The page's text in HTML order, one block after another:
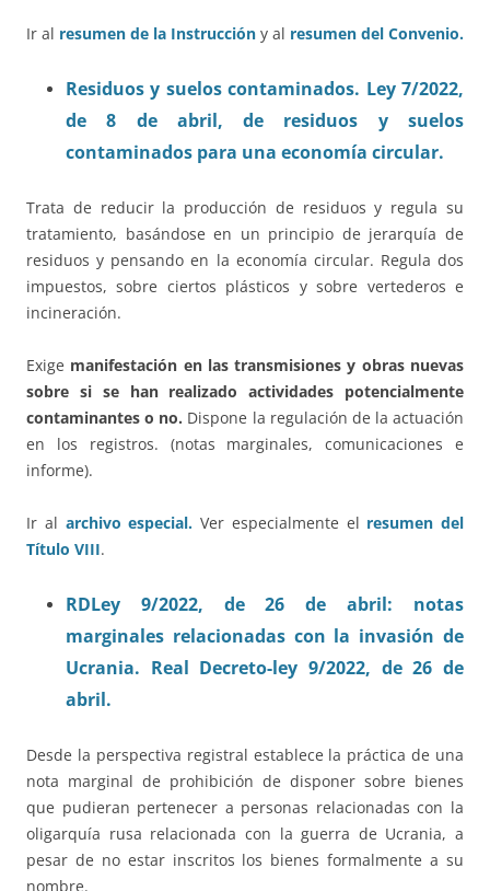
Ir al resumen de la Instrucción y al resumen del Convenio.
Residuos y suelos contaminados. Ley 7/2022,
de 8 de abril, de residuos y suelos
contaminados para una economía circular.
Trata de reducir la producción de residuos y regula su
tratamiento, basándose en un principio de jerarquía de
residuos y pensando en la economía circular. Regula dos
impuestos, sobre ciertos plásticos y sobre vertederos e
incineración.
Exige manifestación en las transmisiones y obras nuevas
sobre si se han realizado actividades potencialmente
contaminantes o no. Dispone la regulación de la actuación
en los registros. (notas marginales, comunicaciones e
informe).
Ir al archivo especial. Ver especialmente el resumen del
Título VIII.
RDLey 9/2022, de 26 de abril: notas
marginales relacionadas con la invasión de
Ucrania. Real Decreto-ley 9/2022, de 26 de
abril.
Desde la perspectiva registral establece la práctica de una
nota marginal de prohibición de disponer sobre bienes
que pudieran pertenecer a personas relacionadas con la
oligarquía rusa relacionada con la guerra de Ucrania, a
pesar de no estar inscritos los bienes formalmente a su
nombre.